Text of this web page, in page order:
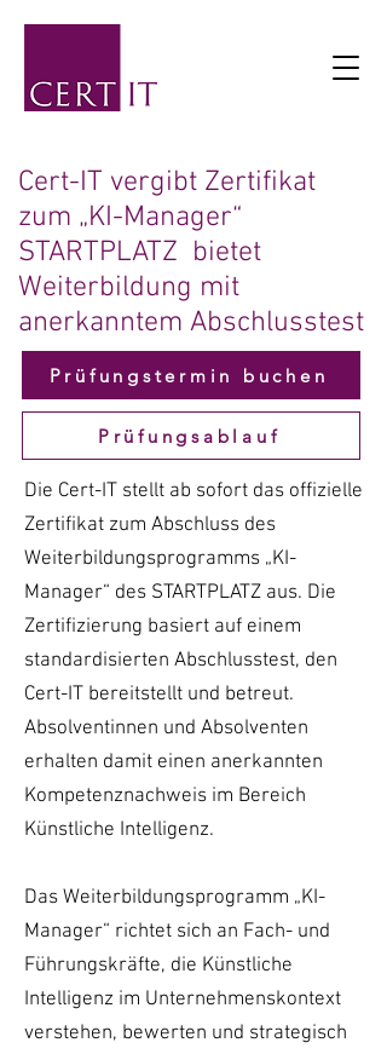
Cert-IT vergibt Zertifikat
zum „KI-Manager“
STARTPLATZ bietet
Weiterbildung mit
anerkanntem Abschlusstest
Prüfungstermin buchen
Prüfungsablauf
Die Cert-IT stellt ab sofort das offizielle
Zertifikat zum Abschluss des
Weiterbildungsprogramms „KI-
Manager“ des STARTPLATZ aus. Die
Zertifizierung basiert auf einem
standardisierten Abschlusstest, den
Cert-IT bereitstellt und betreut.
Absolventinnen und Absolventen
erhalten damit einen anerkannten
Kompetenznachweis im Bereich
Künstliche Intelligenz.
Das Weiterbildungsprogramm „KI-
Manager“ richtet sich an Fach- und
Führungskräfte, die Künstliche
Intelligenz im Unternehmenskontext
verstehen, bewerten und strategisch